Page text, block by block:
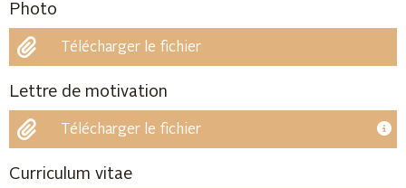
Photo
Télécharger le fichier
Lettre de motivation
Télécharger le fichier
Curriculum vitae